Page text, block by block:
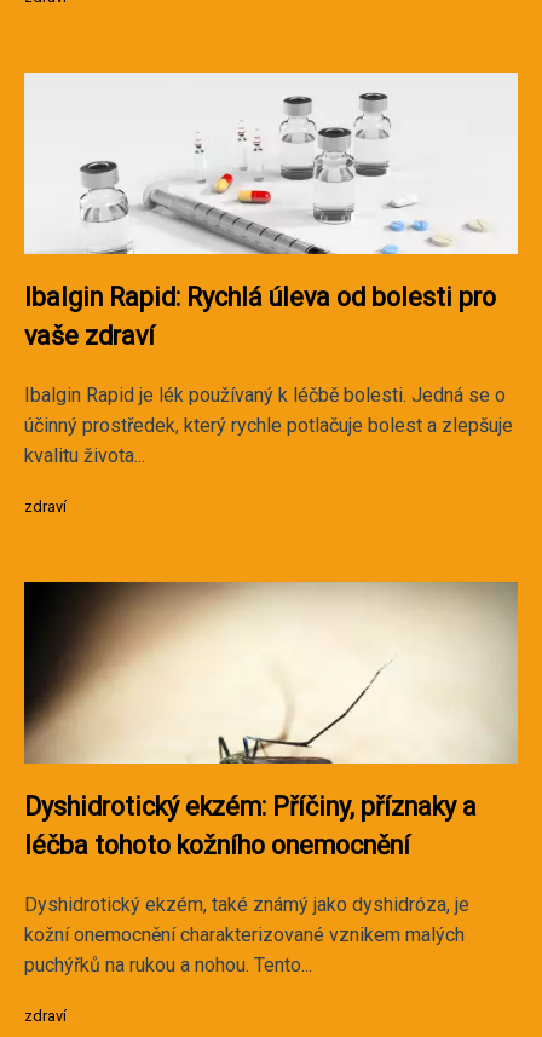
Ibalgin Rapid: Rychlá úleva od bolesti pro
vaše zdraví
Ibalgin Rapid je lék používaný k léčbě bolesti. Jedná se o
účinný prostředek, který rychle potlačuje bolest a zlepšuje
kvalitu života...
zdraví
Dyshidrotický ekzém: Příčiny, příznaky a
léčba tohoto kožního onemocnění
Dyshidrotický ekzém, také známý jako dyshidróza, je
kožní onemocnění charakterizované vznikem malých
puchýřků na rukou a nohou. Tento...
zdraví